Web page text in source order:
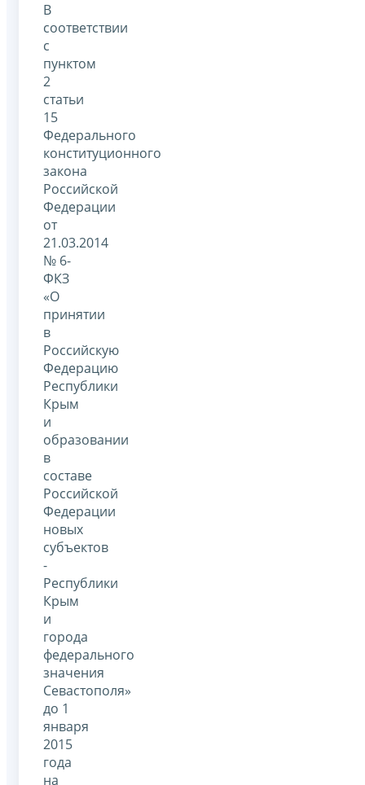
В
соответствии
с
пунктом
2
статьи
15
Федерального
конституционного
закона
Российской
Федерации
от
21.03.2014
№ 6-
ФКЗ
«О
принятии
в
Российскую
Федерацию
Республики
Крым
и
образовании
в
составе
Российской
Федерации
новых
субъектов
-
Республики
Крым
и
города
федерального
значения
Севастополя»
до 1
января
2015
года
на